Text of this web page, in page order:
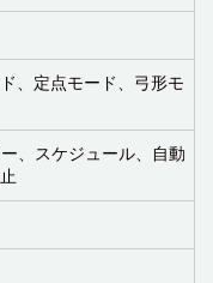
、定点モード、弓形モ
、スケジュール、自動